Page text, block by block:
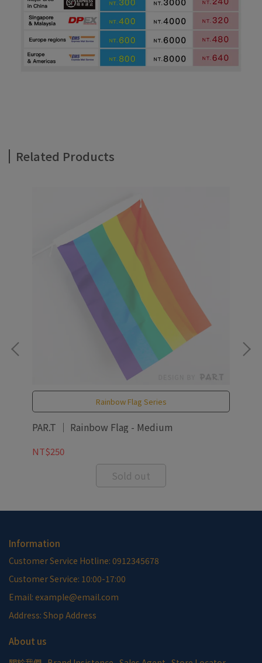
Related Products
Rainbow Flag Series
PAR.T ｜ Rainbow Flag - Medium
NT$250
Sold out
Information
Customer Service Hotline: 0912345678
Customer Service: 10:00-17:00
Email: example@email.com
Address: Shop Address
About us